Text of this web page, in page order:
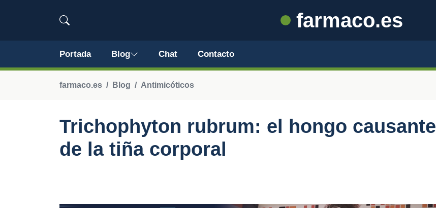
farmaco.es
Portada Blog Chat Contacto
farmaco.es Blog Antimicóticos
Trichophyton rubrum: el hongo causante
de la tiña corporal